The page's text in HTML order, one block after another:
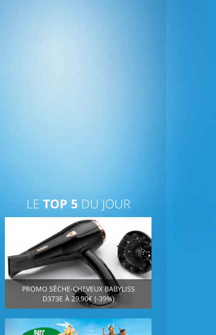
LE TOP 5 DU JOUR
PROMO SÈCHE-CHEVEUX BABYLISS
D373E À 29,90€ (-39%)